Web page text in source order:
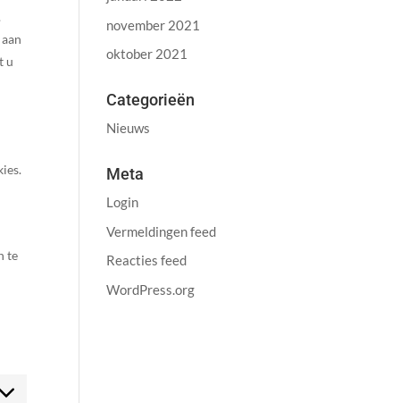
u
te
november 2021
oktober 2021
Categorieën
Nieuws
Meta
Login
Vermeldingen feed
Reacties feed
WordPress.org